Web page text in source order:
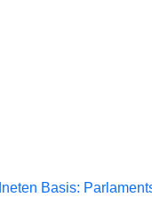
Basis: